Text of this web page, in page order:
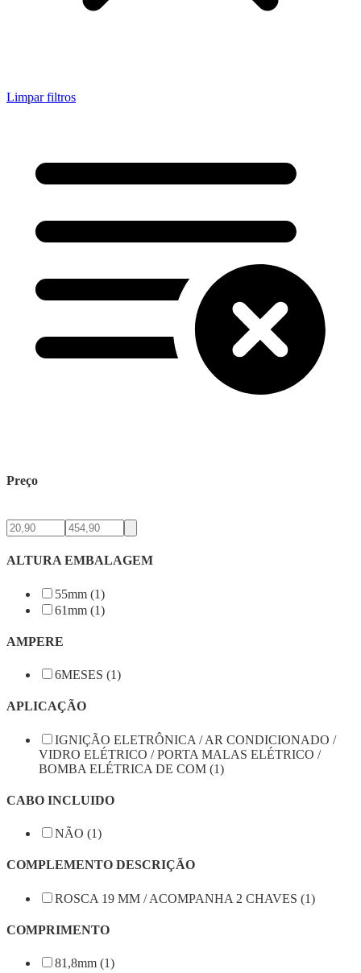
Limpar filtros
Preço
ALTURA EMBALAGEM
55mm (1)
61mm (1)
AMPERE
6MESES (1)
APLICAÇÃO
IGNIÇÃO ELETRÔNICA / AR CONDICIONADO /
VIDRO ELÉTRICO / PORTA MALAS ELÉTRICO /
BOMBA ELÉTRICA DE COM (1)
CABO INCLUIDO
NÃO (1)
COMPLEMENTO DESCRIÇÃO
ROSCA 19 MM / ACOMPANHA 2 CHAVES (1)
COMPRIMENTO
81,8mm (1)